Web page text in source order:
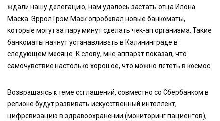
ждали нашу делегацию, нам удалось застать отца Илона
Маска. Эррол Грэм Маск опробовал новые банкоматы,
которые могут за пару минут сделать чек-ап организма. Такие
банкоматы начнут устанавливать в Калининграде в
следующем месяце. К слову, мне аппарат показал, что
самочувствие настолько хорошое, что можно лететь в космос.
Возвращаясь к теме соглашений, совместно со Сбербанком в
регионе будут развивать искусственный интеллект,
цифровизацию в здравоохранении (мониторинг пациентов),